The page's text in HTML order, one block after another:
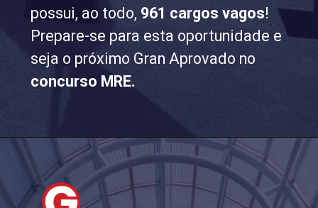
possui, ao todo, 961 cargos vagos!
Prepare-se para esta oportunidade e
seja o próximo Gran Aprovado no
concurso MRE.